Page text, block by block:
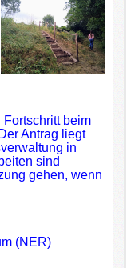
beim
Antrag liegt
in
sind
gehen, wenn
(NER)